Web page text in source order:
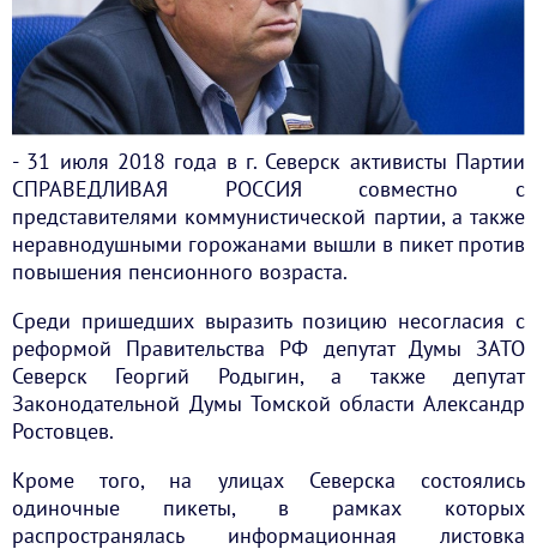
- 31 июля 2018 года в г. Северск активисты Партии
СПРАВЕДЛИВАЯ РОССИЯ совместно с
представителями коммунистической партии, а также
неравнодушными горожанами вышли в пикет против
повышения пенсионного возраста.
Среди пришедших выразить позицию несогласия с
реформой Правительства РФ депутат Думы ЗАТО
Северск Георгий Родыгин, а также депутат
Законодательной Думы Томской области Александр
Ростовцев.
Кроме того, на улицах Северска состоялись
одиночные пикеты, в рамках которых
распространялась информационная листовка